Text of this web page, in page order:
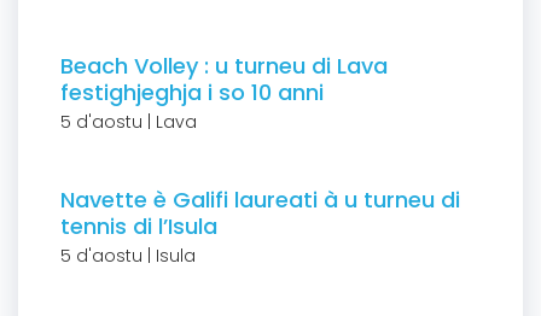
Beach Volley : u turneu di Lava
festighjeghja i so 10 anni
5 d'aostu | Lava
Navette è Galifi laureati à u turneu di
tennis di l’Isula
5 d'aostu | Isula